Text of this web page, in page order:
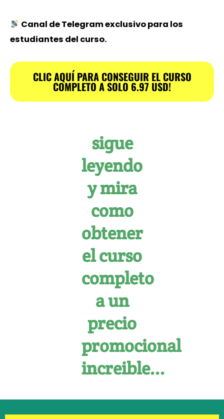
Canal de Telegram exclusivo para los
estudiantes del curso.
CLIC AQUÍ PARA CONSEGUIR EL CURSO
COMPLETO A SOLO 6.97 USD!
sigue
leyendo
y mira
como
obtener
el curso
completo
a un
precio
promocional
increible...